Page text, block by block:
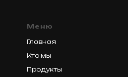
Меню
Главная
Кто мы
Продукты